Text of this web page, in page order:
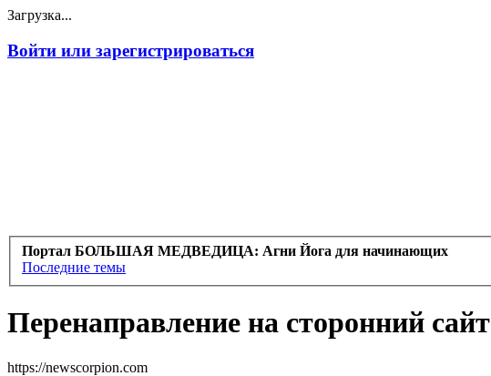
Загрузка...
Войти или зарегистрироваться
Портал БОЛЬШАЯ МЕДВЕДИЦА: Агни Йога для начинающих
Последние темы
Перенаправление на сторонний сайт
https://newscorpion.com